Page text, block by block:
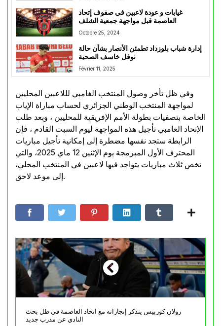
غيابات و عودة لاعبين في صفوف إتحاد
العاصمة قبل مواجهة جمعية الشلف
Octobre 25, 2024
إدارة شباب بلوزداد تطمئن الأنصار بشأن حالة
نوفل خاسف الصحية
Février 11, 2025
وفي ظل تأخر وصول المنتخب الغامبي لللاعبين المحليين
لمواجهة المنتخب الوطني الجزائري لحساب مباراة الإياب
الخاصة بتصفيات بطولة الأمم الإفريقية للمحليين ، وبعد طلب
الإتحاد الغامبي تأجيل هذه المواجهة ليوم السبت القادم ، فإن
الرابطة ستجد نفسها مضطرة إلى إمكانية تأجيل مباريات
المحترف الأول المبرمجة يوم الإثنين 12 ماي 2025، والتي
تخص ثلاث مباريات يتواجد فيها لاعبين في المنتخب المحلي،
إلى موعد لاحق.
رولان كوربيس يتذكر إنجازاته مع اتحاد العاصمة في ظل بحث
النادي عن مدرب جديد